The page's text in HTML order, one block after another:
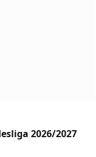
2026/2027